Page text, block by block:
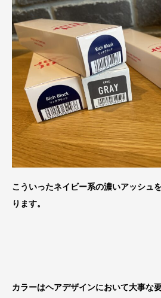
こういったネイビー系の濃いアッシュ
ります。
カラーはヘアデザインにおいて大事な要